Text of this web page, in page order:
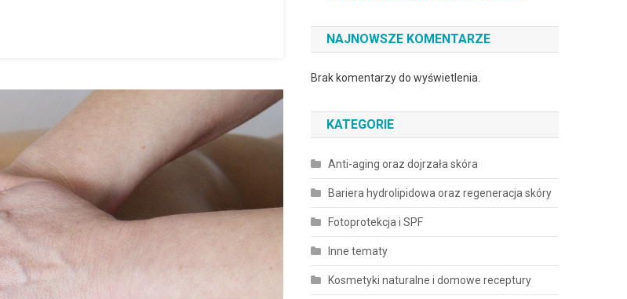
NAJNOWSZE KOMENTARZE
Brak komentarzy do wyświetlenia.
KATEGORIE
Anti-aging oraz dojrzała skóra
Bariera hydrolipidowa oraz regeneracja skóry
Fotoprotekcja i SPF
Inne tematy
Kosmetyki naturalne i domowe receptury